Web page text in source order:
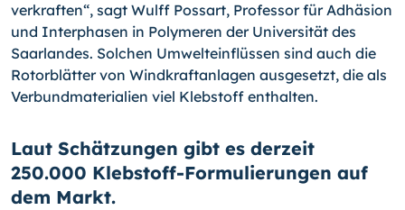
verkraften“, sagt Wulff Possart, Professor für Adhäsion
und Interphasen in Polymeren der Universität des
Saarlandes. Solchen Umwelteinflüs­sen sind auch die
Rotorblätter von Windkraftanlagen ausgesetzt, die als
Verbundma­terialien viel Klebstoff enthalten.
Laut Schätzungen gibt es derzeit
250.000 Klebstoff-Formulierungen auf
dem Markt.